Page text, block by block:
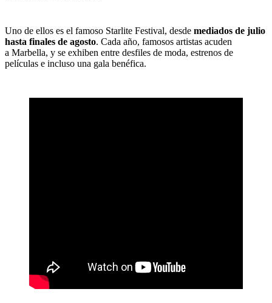
Uno de ellos es el famoso Starlite Festival, desde mediados de julio
hasta finales de agosto. Cada año, famosos artistas acuden
a Marbella, y se exhiben entre desfiles de moda, estrenos de
películas e incluso una gala benéfica.